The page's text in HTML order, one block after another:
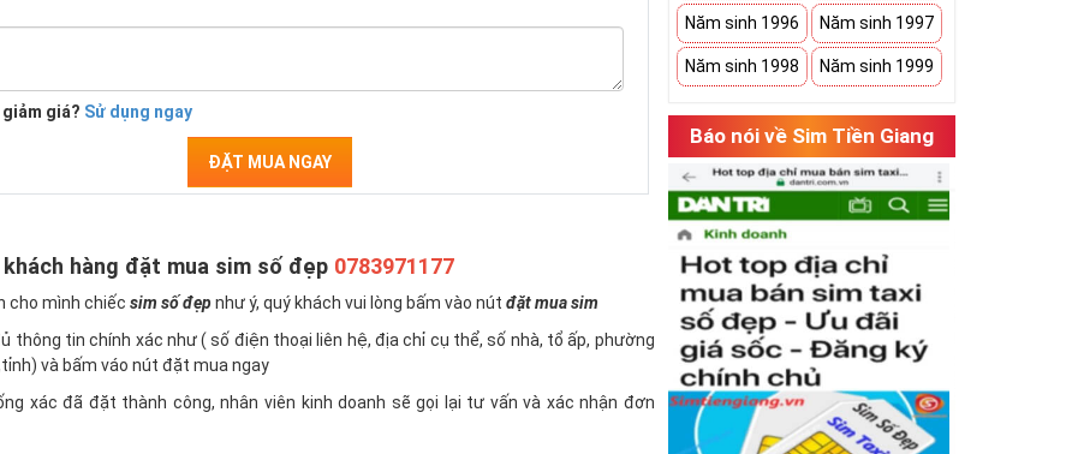
giảm giá? Sử dụng ngay
ĐẶT MUA NGAY
hàng đặt mua sim số đẹp 0783971177
cho mình chiếcsim số đẹpnhư ý, quý khách vui lòng bấm vào nútđặt mua sim
thông tin chính xác như ( số điện thoại liên hệ, địa chỉ cụ thể, số nhà, tổ ấp, phường
và bấm váo nút đặt mua ngay
xác đã đặt thành công, nhân viên kinh doanh sẽ gọi lại tư vấn và xác nhận đơn
Năm sinh 1996 Năm sinh 1997
Năm sinh 1998 Năm sinh 1999
Báo nói về Sim Tiền Giang